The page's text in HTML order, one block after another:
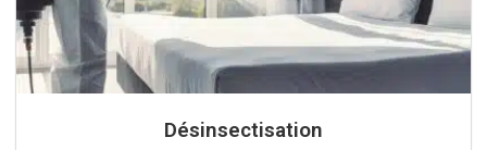
Désinsectisation